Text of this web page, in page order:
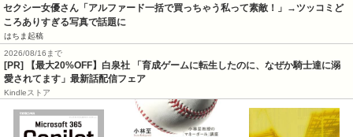
セクシー女優さん「アルファード一括で買っちゃう私って素敵！」→ツッコミど
ころありすぎる写真で話題に
はちま起稿
2026/08/16まで
[PR] 【最大20%OFF】白泉社 「育成ゲームに転生したのに、なぜか騎士達に溺
愛されてます」最新話配信フェア
Kindleストア